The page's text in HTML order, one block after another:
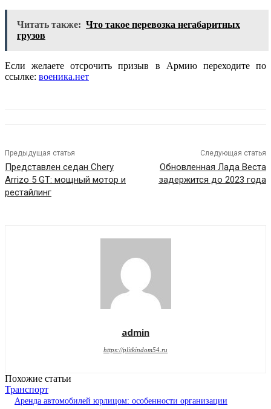
Читать также: Что такое перевозка негабаритных
грузов
Если желаете отсрочить призыв в Армию переходите по
ссылке: военика.нет
Предыдущая статья
Представлен седан Chery
Arrizo 5 GT: мощный мотор и
рестайлинг
Следующая статья
Обновленная Лада Веста
задержится до 2023 года
admin
https://plitkindom54.ru
Похожие статьи
Транспорт
Аренда автомобилей юрлицом: особенности организации